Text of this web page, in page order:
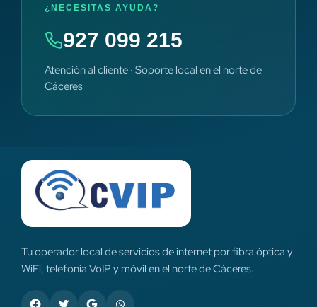
¿NECESITAS AYUDA?
927 099 215
Atención al cliente · Soporte local en el norte de
Cáceres
Tu operador local de servicios de internet por fibra óptica y
WiFi, telefonía VoIP y móvil en el norte de Cáceres.